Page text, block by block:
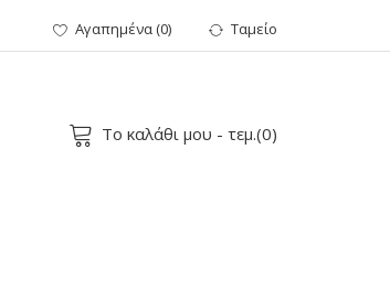
Αγαπημένα(0) Ταμείο
Το καλάθι μου - τεμ.(0)